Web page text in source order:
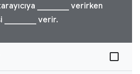
________ verirken
________ verir.